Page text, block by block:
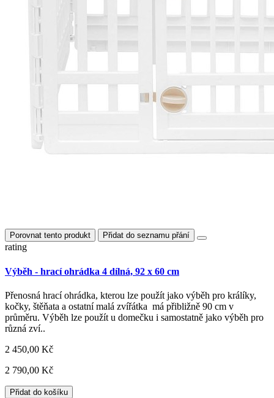
Porovnat tento produkt Přidat do seznamu přání
rating
Výběh - hrací ohrádka 4 dílná, 92 x 60 cm
Přenosná hrací ohrádka, kterou lze použít jako výběh pro králíky,
kočky, štěňata a ostatní malá zvířátka má přibližně 90 cm v
průměru. Výběh lze použít u domečku i samostatně jako výběh pro
různá zví..
2 450,00 Kč
2 790,00 Kč
Přidat do košíku